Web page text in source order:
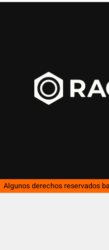
Algunos derechos reservados